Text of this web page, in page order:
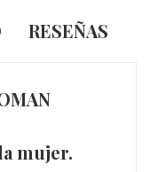
RESEÑAS
mujer.